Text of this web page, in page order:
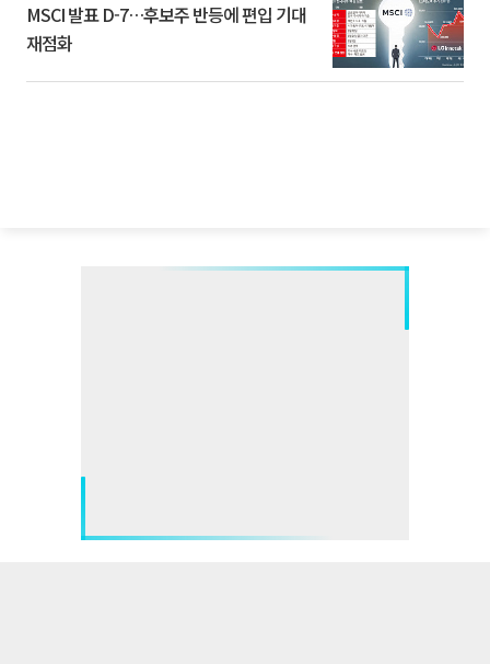
MSCI 발표 D-7…후보주 반등에 편입 기대
재점화